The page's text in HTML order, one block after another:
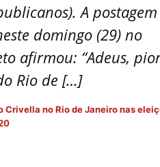
A postagem
domingo (29) no
afirmou: “Adeus,
Rio de […]
no Rio de Janeiro nas